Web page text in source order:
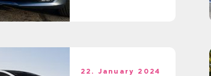
22. January 2024